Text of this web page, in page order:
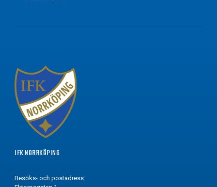
IFK NORRKÖPING
Besöks- och postadress: